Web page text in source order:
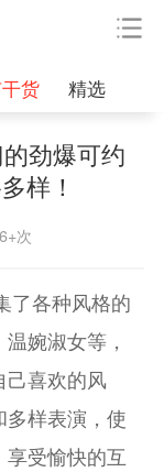
货 精选
劲爆可约
样！
次
各种风格的
婉淑女等，
己喜欢的风
样表演，使
受愉快的互